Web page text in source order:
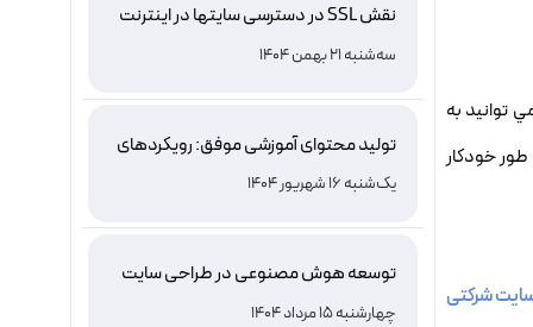
طور خودکار
شرکتی
نقش SSL در دسترسی سایتها در اینترنت
ملی ایران و باور غلط درباره دامنه های IR
سه‌شنبه 21 بهمن 1404
تولید محتوای آموزشی موفق: رویکردهای
نوین و اثربخش
یک‌شنبه 16 شهریور 1404
توسعه هوش مصنوعی در طراحی سایت
چهارشنبه 15 مرداد 1404